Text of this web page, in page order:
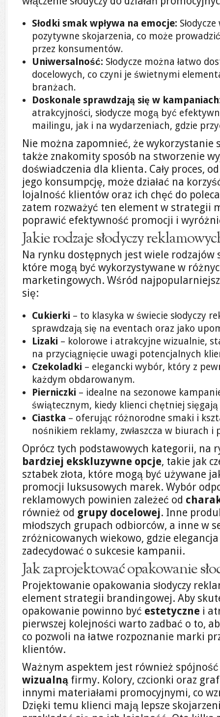
Słodki smak wpływa na emocje:
pozytywne skojarzenia, co może
przez konsumentów.
Uniwersalność: Słodycze można łatwo
docelowych, co czyni je świetnymi
branżach.
Doskonale sprawdzają się w
atrakcyjności, słodycze mogą być
mailingu, jak i na wydarzeniach, gdzie
Nie można zapomnieć, że wykorzystanie
także znakomity sposób na stworzenie
doświadczenia dla klienta. Cały proces,
jego konsumpcję, może działać na
lojalność klientów oraz ich chęć do
zatem rozważyć ten element w strategii
poprawić efektywność promocji i
Jakie rodzaje słodyczy
Na rynku dostępnych jest wiele rodzajów
które mogą być wykorzystywane w
marketingowych. Wśród
się:
Cukierki – to klasyka w świecie słodyczy
sprawdzają się na eventach oraz jako
Lizaki – kolorowe i atrakcyjne wizualnie,
na przyciągnięcie uwagi potencjalnych
Czekoladki – elegancki wybór, który z
każdym obdarowanym.
Pierniczki – idealne na sezonowe
świątecznym, kiedy klienci chętniej sięgają
Ciastka – oferując różnorodne smaki i
nośnikiem reklamy, zwłaszcza w biurach i
Oprócz tych podstawowych kategorii, na
bardziej ekskluzywne opcje, takie jak
sztabek złota, które mogą być używane
promocji luksusowych marek. Wybór
reklamowych powinien zależeć od
również od grupy docelowej. Inne
młodszych grupach odbiorców, a inne w
zróżnicowanych wiekowo, gdzie
zadecydować o sukcesie kampanii.
Jak zaprojektować opakowanie
Projektowanie opakowania słodyczy
element strategii brandingowej. Aby
opakowanie powinno być estetyczne i
pierwszej kolejności warto zadbać o to,
co pozwoli na łatwe rozpoznanie marki
klientów.
Ważnym aspektem jest również
wizualną firmy. Kolory, czcionki oraz
innymi materiałami promocyjnymi, co
Dzięki temu klienci mają lepsze